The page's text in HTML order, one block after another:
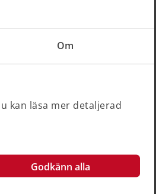
Om
kan läsa mer detaljerad
Godkänn alla